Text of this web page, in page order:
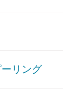
リング